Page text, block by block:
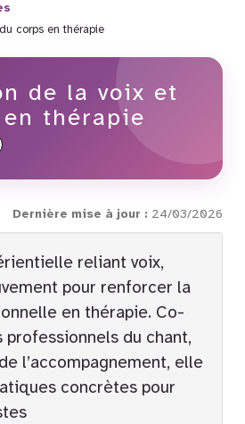
corps en thérapie
de la voix et
thérapie
Dernière mise à jour : 24/03/2026
reliant voix,
pour renforcer la
en thérapie. Co-
professionnels du chant,
l’accompagnement, elle
concrètes pour